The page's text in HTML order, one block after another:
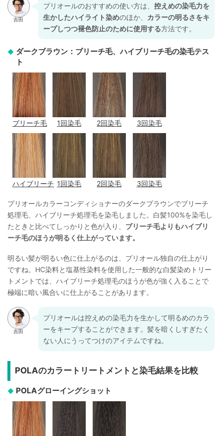
プリオールのおすすめの使い方は、 控えめの染毛力を
生かしたハイライト染めのほか、 カラーの明るさをキ
ープしつつ褪色防止のために使用する方法です。
ダークブラウン：ブリーチ毛、ハイブリーチ毛の染毛テス
ト
ブリーチ毛 1回染毛 2回染毛 3回染毛
ハイブリーチ 1回染毛 2回染毛 3回染毛
プリオールカラーコンディショナーのダークブラウンでブリーチ
処理毛、ハイブリーチ処理毛を染毛しました。白髪100%を染毛し
たときと比べてしっかりと色が入り、 ブリーチ毛よりもハイブリ
ーチ毛のほうが明るく仕上がっています。
明るい髪が明るい色に仕上がるのは、プリオール独自の仕上がり
ですね。HC染料と塩基性染料を使用した一般的な白髪染めトリー
トメントでは、ハイブリーチ処理毛のほうが色が強く入ることで
極端に暗い風合いに仕上がることがあります。
プリオールは控えめの染毛力を生かして明るめのカラ
ーをキープすることができます。髪を暗くしすぎたく
ない人にうってつけのアイテムですね。
POLAのカラートリートメントと染毛結果を比較
POLAグローイングショット